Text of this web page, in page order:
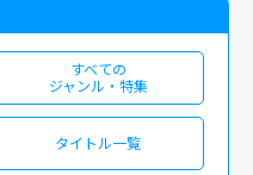
すべての
ジャンル・特集
タイトル一覧